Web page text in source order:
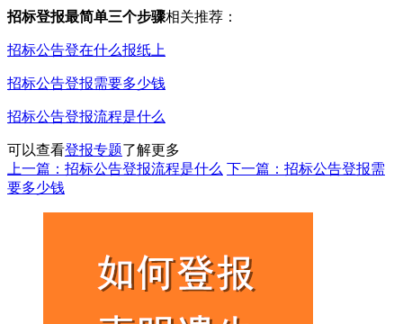
招标登报最简单三个步骤相关推荐：
招标公告登在什么报纸上
招标公告登报需要多少钱
招标公告登报流程是什么
可以查看登报专题了解更多
上一篇：招标公告登报流程是什么 下一篇：招标公告登报需
要多少钱